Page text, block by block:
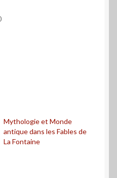
Mythologie et Monde
antique dans les Fables de
La Fontaine